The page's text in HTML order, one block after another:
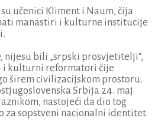
učenici Kliment i Naum, čija
manastiri i kulturne institucije
nijesu bili „srpski prosvjetitelji“,
i kulturni reformatori čije
širem civilizacijskom prostoru.
Srbija 24. maj
nastojeći da dio tog
za sopstveni nacionalni identitet.